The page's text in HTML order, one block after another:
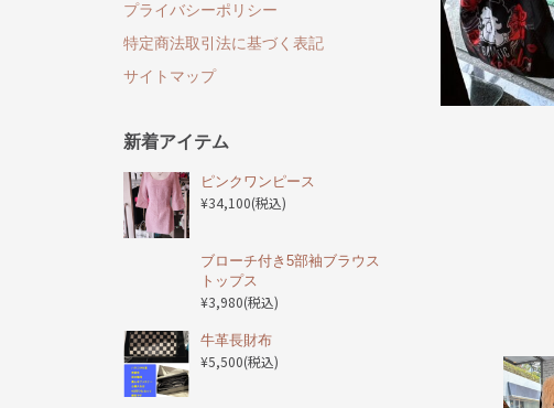
プライバシーポリシー
特定商法取引法に基づく表記
サイトマップ
新着アイテム
ピンクワンピース
¥34,100(税込)
ブローチ付き5部袖ブラウス
トップス
¥3,980(税込)
️牛革長財布
¥5,500(税込)